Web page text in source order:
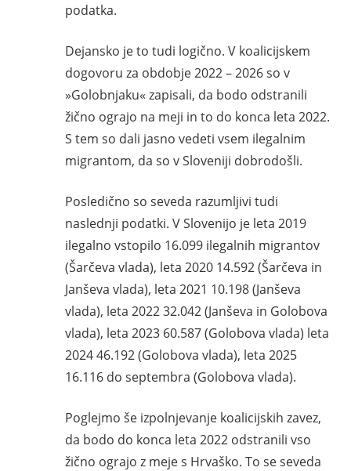
podatka.
Dejansko je to tudi logično. V koalicijskem
dogovoru za obdobje 2022 – 2026 so v
»Golobnjaku« zapisali, da bodo odstranili
žično ograjo na meji in to do konca leta 2022.
S tem so dali jasno vedeti vsem ilegalnim
migrantom, da so v Sloveniji dobrodošli.
Posledično so seveda razumljivi tudi
naslednji podatki. V Slovenijo je leta 2019
ilegalno vstopilo 16.099 ilegalnih migrantov
(Šarčeva vlada), leta 2020 14.592 (Šarčeva in
Janševa vlada), leta 2021 10.198 (Janševa
vlada), leta 2022 32.042 (Janševa in Golobova
vlada), leta 2023 60.587 (Golobova vlada) leta
2024 46.192 (Golobova vlada), leta 2025
16.116 do septembra (Golobova vlada).
Poglejmo še izpolnjevanje koalicijskih zavez,
da bodo do konca leta 2022 odstranili vso
žično ograjo z meje s Hrvaško. To se seveda